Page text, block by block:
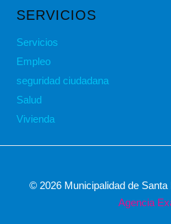
SERVICIOS
Servicios
Empleo
seguridad ciudadana
Salud
Vivienda
© 2026 Municipalidad de
Agencia